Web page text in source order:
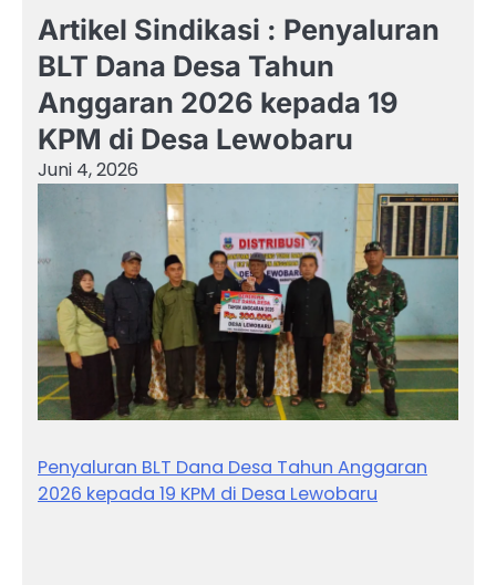
Artikel Sindikasi : Penyaluran
BLT Dana Desa Tahun
Anggaran 2026 kepada 19
KPM di Desa Lewobaru
Juni 4, 2026
Penyaluran BLT Dana Desa Tahun Anggaran
2026 kepada 19 KPM di Desa Lewobaru